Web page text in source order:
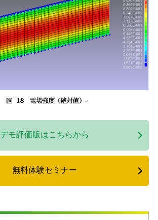
デモ評価版はこちらから
無料体験セミナー